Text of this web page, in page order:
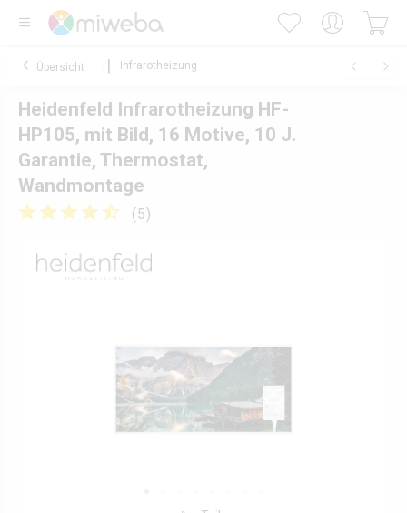
Übersicht Infrarotheizung
Heidenfeld Infrarotheizung HF-
HP105, mit Bild, 16 Motive, 10 J.
Garantie, Thermostat,
Wandmontage
(5)